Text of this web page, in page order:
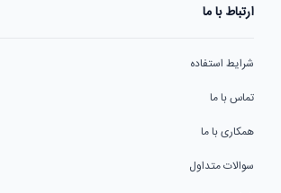
ارتباط با ما
شرایط استفاده
تماس با ما
همکاری با ما
سوالات متداول